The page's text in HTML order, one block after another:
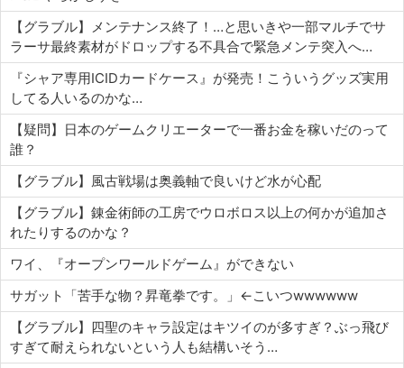
【グラブル】メンテナンス終了！…と思いきや一部マルチでサ
ラーサ最終素材がドロップする不具合で緊急メンテ突入へ…
『シャア専用ICIDカードケース』が発売！こういうグッズ実用
してる人いるのかな…
【疑問】日本のゲームクリエーターで一番お金を稼いだのって
誰？
【グラブル】風古戦場は奥義軸で良いけど水が心配
【グラブル】錬金術師の工房でウロボロス以上の何かが追加さ
れたりするのかな？
ワイ、『オープンワールドゲーム』ができない
サガット「苦手な物？昇竜拳です。」←こいつwwwwww
【グラブル】四聖のキャラ設定はキツイのが多すぎ？ぶっ飛び
すぎて耐えられないという人も結構いそう…